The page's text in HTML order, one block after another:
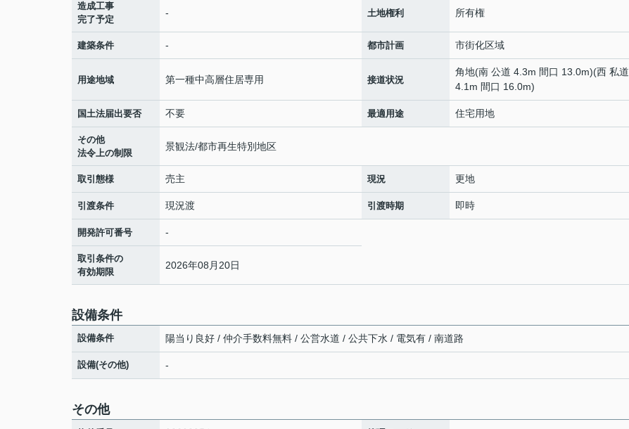
造成工事
完了予定
- 土地権利 所有権
建築条件 - 都市計画 市街化区域
用途地域 第一種中高層住居専用 接道状況
角地(南 公道 4.3m 間口 13.0m)(西 私道
4.1m 間口 16.0m)
国土法届出要否 不要 最適用途 住宅用地
その他
法令上の制限
景観法/都市再生特別地区
取引態様 売主 現況 更地
引渡条件 現況渡 引渡時期 即時
開発許可番号 -
取引条件の
有効期限
2026年08月20日
設備条件
設備条件 陽当り良好 / 仲介手数料無料 / 公営水道 / 公共下水 / 電気有 / 南道路
設備(その他) -
その他